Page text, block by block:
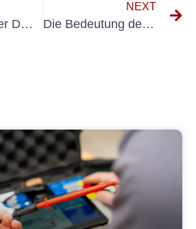
Einhaltung der DGUV Vorschrift 3: Leitfaden zur Wiederholungsprüfung
NEXT
Die Bedeutung der UVV-Prüfung in Groß-Umstadt: Gewährleistung der Arbeitssicherheit